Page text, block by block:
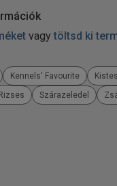
vagy töltsd ki
Kennels' Favourite
Rizses Szárazeledel